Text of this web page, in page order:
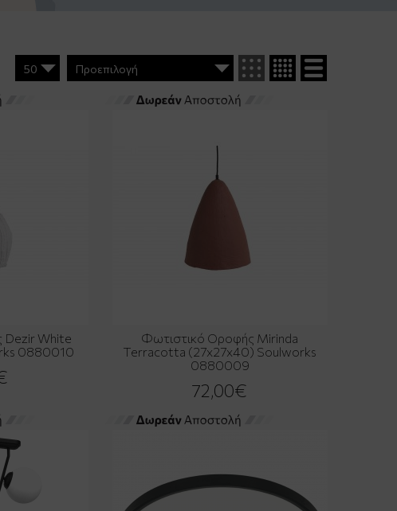
Dezir White
0880010
Φωτιστικό Οροφής Mirinda
Terracotta (27x27x40) Soulworks
0880009
72,00€